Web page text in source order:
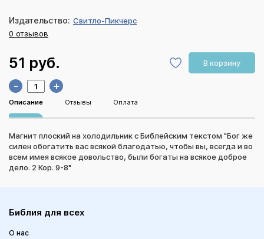
Издательство: Свитло-Пикчерс
0 отзывов
51 руб. В корзину
- +
Описание Отзывы Оплата
Магнит плоский на холодильник с Библейским текстом "Бог же
силен обогатить вас всякой благодатью, чтобы вы, всегда и во
всем имея всякое довольство, были богаты на всякое доброе
дело. 2 Кор. 9-8"
Библия для всех
О нас